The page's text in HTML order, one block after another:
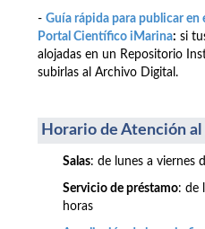
- Guía rápida para publicar en
Portal Científico iMarina: si
alojadas en un Repositorio
subirlas al Archivo Digital.
Horario de Atención
Salas: de lunes a viernes
Servicio de préstamo: de
horas